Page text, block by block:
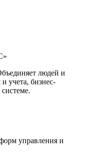
людей и
учета, бизнес-
управления и